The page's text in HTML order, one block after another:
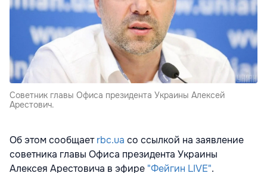
Советник главы Офиса президента Украины Алексей
Арестович.
Об этом сообщаетrbc.ua со ссылкой на заявление
советника главы Офиса президента Украины
Алексея Арестовича в эфире "Фейгин LIVE".